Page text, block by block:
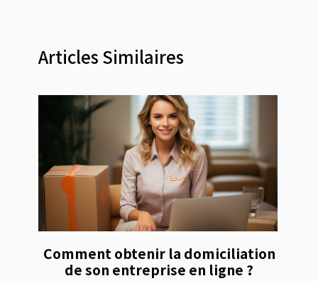
Articles Similaires
Comment obtenir la domiciliation
de son entreprise en ligne ?